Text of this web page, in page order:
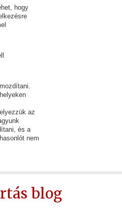
hogy
az
és a
nem
blog